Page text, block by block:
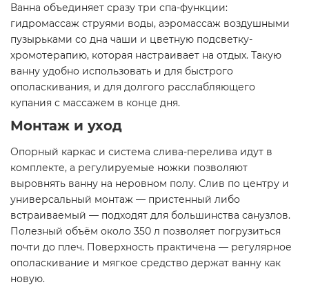
Ванна объединяет сразу три спа-функции:
гидромассаж струями воды, аэромассаж воздушными
пузырьками со дна чаши и цветную подсветку-
хромотерапию, которая настраивает на отдых. Такую
ванну удобно использовать и для быстрого
ополаскивания, и для долгого расслабляющего
купания с массажем в конце дня.
Монтаж и уход
Опорный каркас и система слива-перелива идут в
комплекте, а регулируемые ножки позволяют
выровнять ванну на неровном полу. Слив по центру и
универсальный монтаж — пристенный либо
встраиваемый — подходят для большинства санузлов.
Полезный объём около 350 л позволяет погрузиться
почти до плеч. Поверхность практичена — регулярное
ополаскивание и мягкое средство держат ванну как
новую.